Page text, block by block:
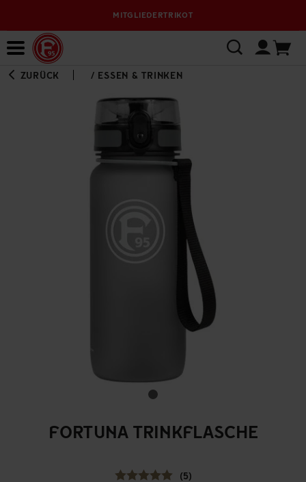
MITGLIEDERTRIKOT
ZURÜCK / ESSEN & TRINKEN
FORTUNA TRINKFLASCHE
(5)